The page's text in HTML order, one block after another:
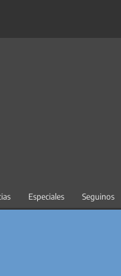
Especiales Seguinos